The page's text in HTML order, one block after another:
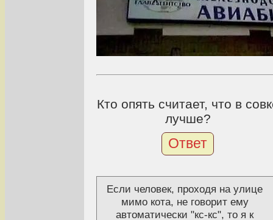
Кто опять считает, что в
лучше?
Ответ
Если человек, проходя на улице
мимо кота, не говорит ему
автоматически "кс-кс", то я к